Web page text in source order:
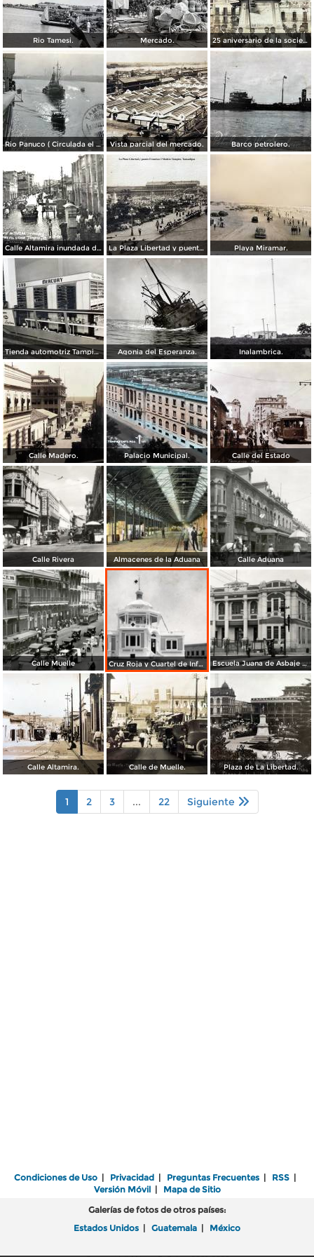
Rio Tamesi. Mercado. 25 aniversario de la sociedad mutua de artesanos de Benito Juarez ( Fechada el 2 de Octubre de 1910 ).
Rio Panuco ( Circulada el 17 de Mayo de 1932 ). Vista parcial del mercado. Barco petrolero.
Calle Altamira inundada despues del ciclon del 2 de Octubre de 1933. La Plaza Libertad y puente Francisco I Madero Tampico, Tamaulipas Playa Miramar.
Tienda automotriz Tampico, Tamaulipas ( Fechada el 25 de Junioo de 1951 ). Agonia del Esperanza. Inalambrica.
Calle Madero. Palacio Municipal. Calle del Estado
Calle Rivera Almacenes de la Aduana Calle Aduana
Calle Muelle Cruz Roja y Cuartel de Infantería Escuela Juana de Asbaje y Ramírez
Calle Altamira. Calle de Muelle. Plaza de La Libertad.
1 2 3 ... 22 Siguiente
Condiciones de Uso | Privacidad | Preguntas Frecuentes | RSS |
Versión Móvil| Mapa de Sitio
Galerías de fotos de otros países:
Estados Unidos | Guatemala | México